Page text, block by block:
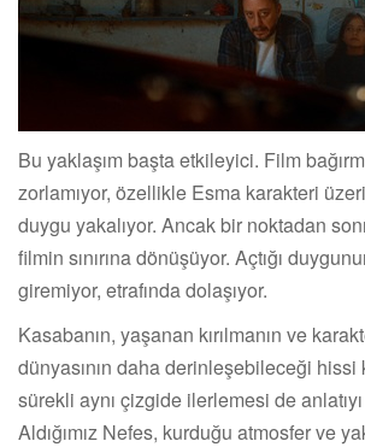
Bu yaklaşım başta etkileyici. Film
zorlamıyor, özellikle Esma karakteri
duygu yakalıyor. Ancak bir noktadan
filmin sınırına dönüşüyor. Açtığı
giremiyor, etrafında dolaşıyor.
Kasabanın, yaşanan kırılmanın ve
dünyasının daha derinleşebileceği hissi
sürekli aynı çizgide ilerlemesi de
Aldığımız Nefes, kurduğu atmosfer ve